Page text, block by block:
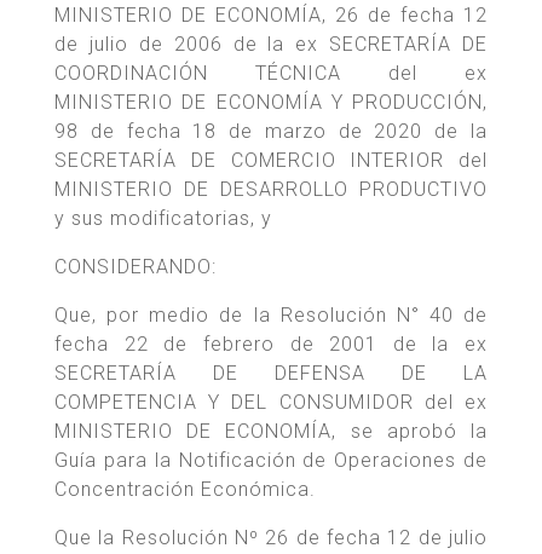
MINISTERIO DE ECONOMÍA, 26 de fecha 12
de julio de 2006 de la ex SECRETARÍA DE
COORDINACIÓN TÉCNICA del ex
MINISTERIO DE ECONOMÍA Y PRODUCCIÓN,
98 de fecha 18 de marzo de 2020 de la
SECRETARÍA DE COMERCIO INTERIOR del
MINISTERIO DE DESARROLLO PRODUCTIVO
y sus modificatorias, y
CONSIDERANDO:
Que, por medio de la Resolución N° 40 de
fecha 22 de febrero de 2001 de la ex
SECRETARÍA DE DEFENSA DE LA
COMPETENCIA Y DEL CONSUMIDOR del ex
MINISTERIO DE ECONOMÍA, se aprobó la
Guía para la Notificación de Operaciones de
Concentración Económica.
Que la Resolución Nº 26 de fecha 12 de julio